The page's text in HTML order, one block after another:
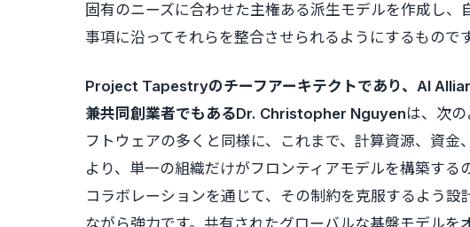
固有のニーズに合わせた主権ある派生モデルを作成し
事項に沿ってそれらを整合させられるようにするものです
Project Tapestryのチーフアーキテクトであり、AI
兼共同創業者でもあるDr. Christopher Nguyenは、次
フトウェアの多くと同様に、これまで、計算資源、資
より、単一の組織だけがフロンティアモデルを構築す
コラボレーションを通じて、その制約を克服するよう
ながら強力です。共有されたグローバルな基盤モデル